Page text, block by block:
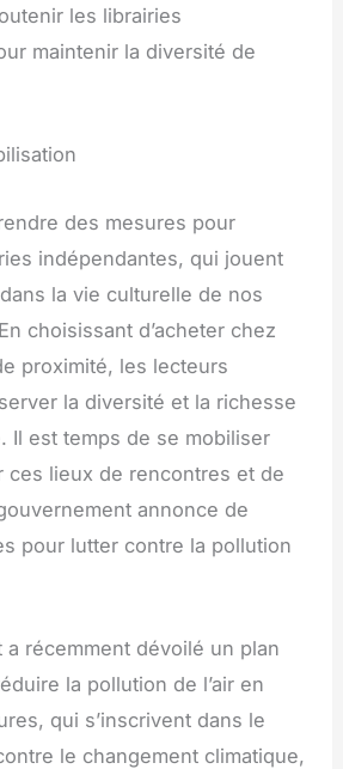
les librairies
maintenir la diversité de
des mesures pour
indépendantes, qui jouent
la vie culturelle de nos
choisissant d’acheter chez
proximité, les lecteurs
la diversité et la richesse
Il est temps de se mobiliser
ces lieux de rencontres et de
annonce de
pour lutter contre la pollution
a récemment dévoilé un plan
la pollution de l’air en
qui s’inscrivent dans le
le changement climatique,